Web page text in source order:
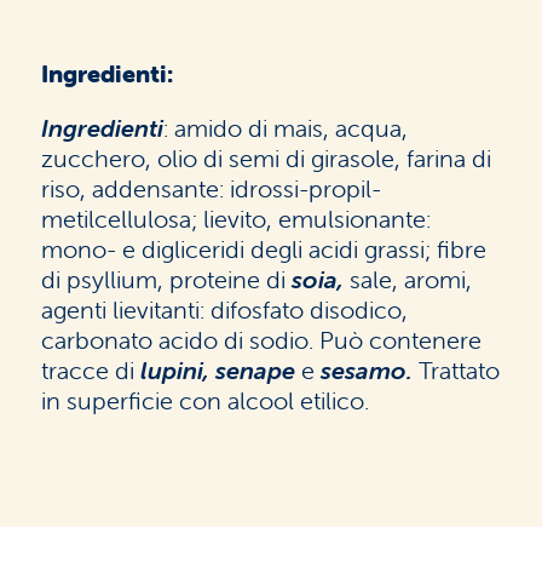
Ingredienti:
Ingredienti: amido di mais, acqua,
zucchero, olio di semi di girasole, farina di
riso, addensante: idrossi-propil-
metilcellulosa; lievito, emulsionante:
mono- e digliceridi degli acidi grassi; fibre
di psyllium, proteine disoia, sale, aromi,
agenti lievitanti: difosfato disodico,
carbonato acido di sodio. Può contenere
tracce di lupini, senape esesamo. Trattato
in superficie con alcool etilico.